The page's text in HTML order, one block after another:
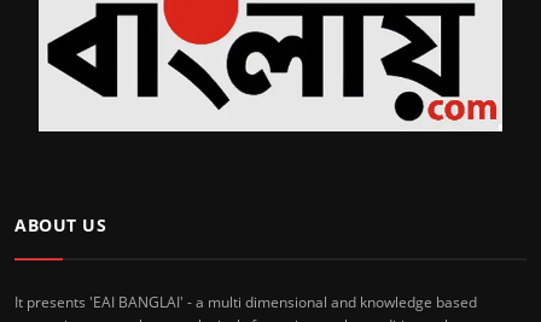
ABOUT US
It presents 'EAI BANGLAI' - a multi dimensional and knowledge based